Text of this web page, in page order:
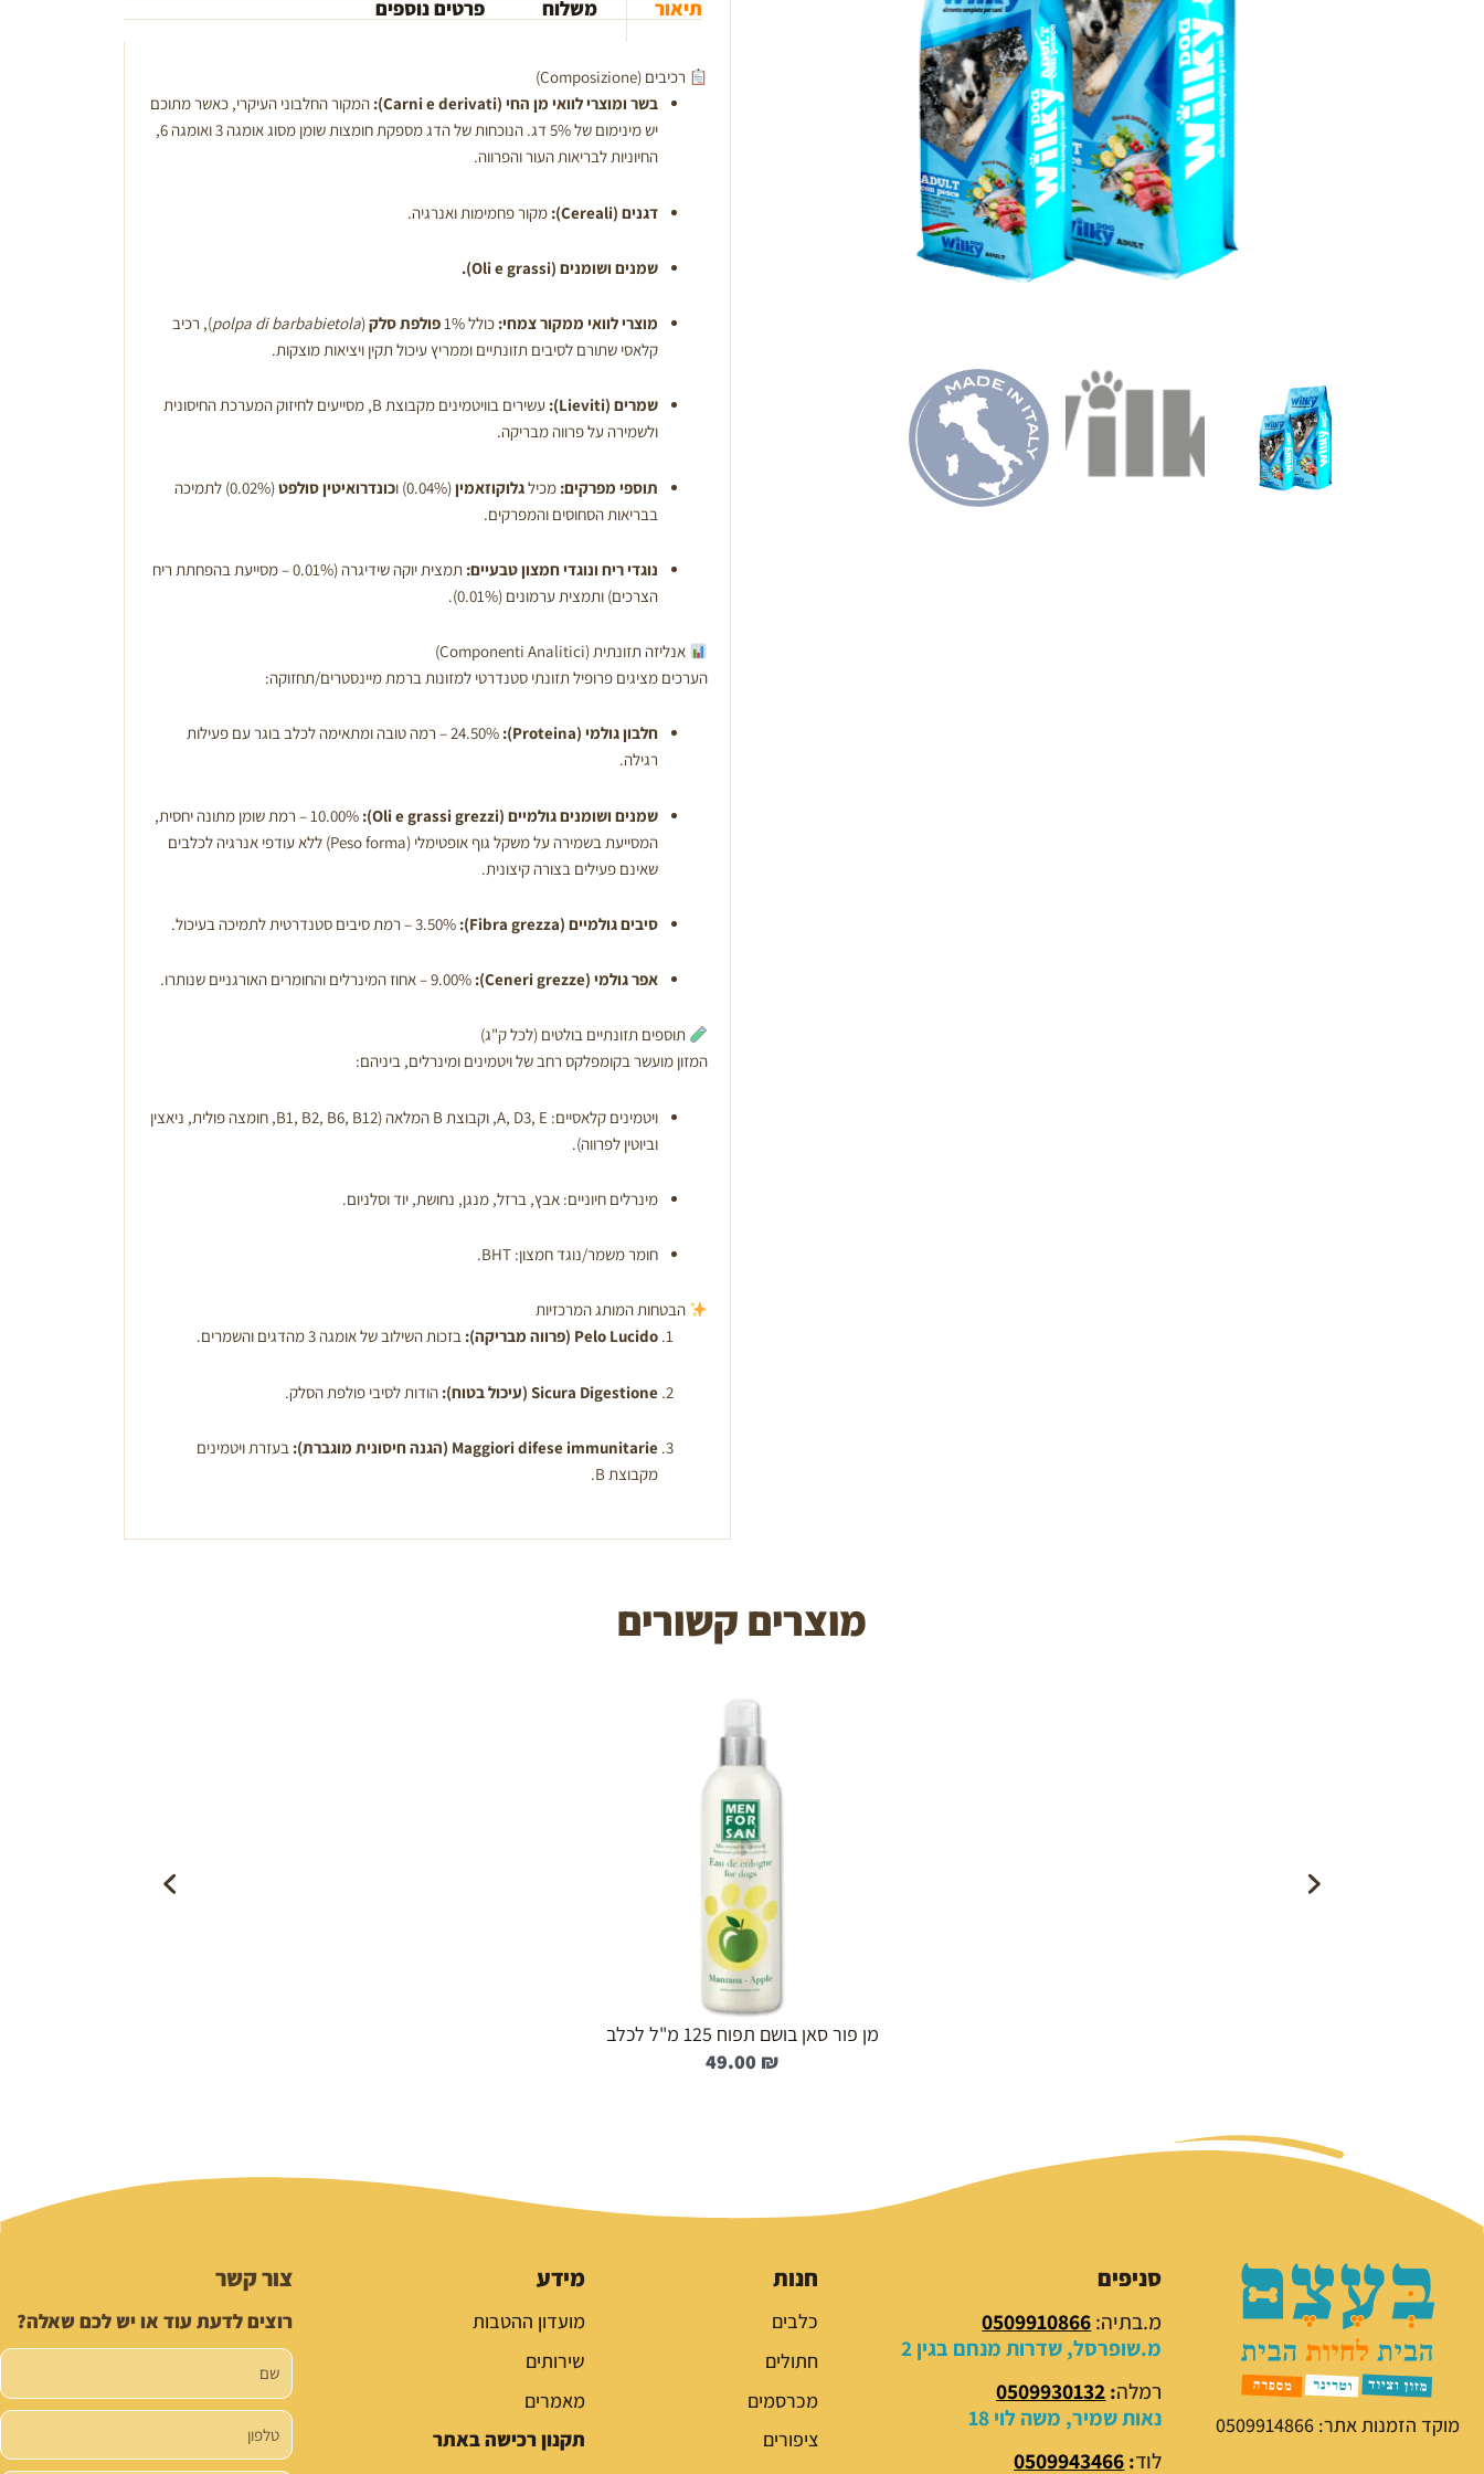
תיאור משלוח פרטים נוספים
רכיבים (Composizione)
בשר ומוצרי לוואי מן החי (Carni e derivati):
המקור החלבוני העיקרי, כאשר מתוכם
יש מינימום של 5% דג. הנוכחות של הדג מספקת חומצות שומן מסוג אומגה 3 ואומגה 6,
החיוניות לבריאות העור והפרווה.
דגנים (Cereali): מקור פחמימות ואנרגיה.
שמנים ושומנים (Oli e grassi).
מוצרי לוואי ממקור צמחי: כולל 1% פולפת סלק(
polpa di barbabietola), רכיב
קלאסי שתורם לסיבים תזונתיים וממריץ עיכול תקין ויציאות מוצקות.
שמרים (Lieviti):
עשירים בוויטמינים מקבוצת B, מסייעים לחיזוק המערכת החיסונית
ולשמירה על פרווה מבריקה.
תוספי מפרקים: מכילגלוקוזאמין(0.04%) ו כונדרואיטין סולפט
(0.02%) לתמיכה
בבריאות הסחוסים והמפרקים.
נוגדי ריח ונוגדי חמצון טבעיים:
תמצית יוקה שידיגרה (0.01% – מסייעת בהפחתת ריח
הצרכים) ותמצית ערמונים (0.01%).
אנליזה תזונתית (Componenti Analitici)
הערכים מציגים פרופיל תזונתי סטנדרטי למזונות ברמת מיינסטרים/תחזוקה:
חלבון גולמי (Proteina):
24.50% – רמה טובה ומתאימה לכלב בוגר עם פעילות
רגילה.
שמנים ושומנים גולמיים (Oli e grassi grezzi):
10.00% – רמת שומן מתונה יחסית,
המסייעת בשמירה על משקל גוף אופטימלי (Peso forma) ללא עודפי אנרגיה לכלבים
שאינם פעילים בצורה קיצונית.
סיבים גולמיים (Fibra grezza):
אפר גולמי (Ceneri grezze):
תוספים תזונתיים בולטים (לכל ק"ג)
המזון מועשר בקומפלקס רחב של ויטמינים ומינרלים, ביניהם:
ויטמינים קלאסיים: A, D3, E, וקבוצת B המלאה (B1, B2, B6, B12, חומצה פולית, ניאצין
וביוטין לפרווה).
מינרלים חיוניים: אבץ, ברזל, מנגן, נחושת, יוד וסלניום.
חומר משמר/נוגד חמצון: BHT.
הבטחות המותג המרכזיות
Pelo Lucido (פרווה מבריקה):
בזכות השילוב של אומגה 3 מהדגים והשמרים.
Sicura Digestione (עיכול בטוח): הודות לסיבי פולפת הסלק.
Maggiori difese immunitarie (הגנה חיסונית מוגברת):
בעזרת ויטמינים
מקבוצת B.
מוצרים קשורים
הוספה לעגלה
מן פור סאן בושם תפוח 125 מ"ל לכלב
49.00 ₪
מוקד הזמנות אתר: 0509914866
סניפים
מ.בתיה:0509910866
מ.שופרסל, שדרות מנחם בגין 2
רמלה:
0509930132
נאות שמיר, משה לוי 18
לוד:
0509943466
חנות
כלבים
חתולים
מכרסמים
ציפורים
מידע
מועדון ההטבות
שירותים
מאמרים
תקנון רכישה באתר
צור קשר
רוצים לדעת עוד או יש לכם שאלה?
שם
טלפון